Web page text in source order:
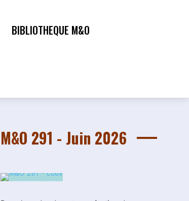
BIBLIOTHEQUE M&O
M&O 291 - Juin 2026